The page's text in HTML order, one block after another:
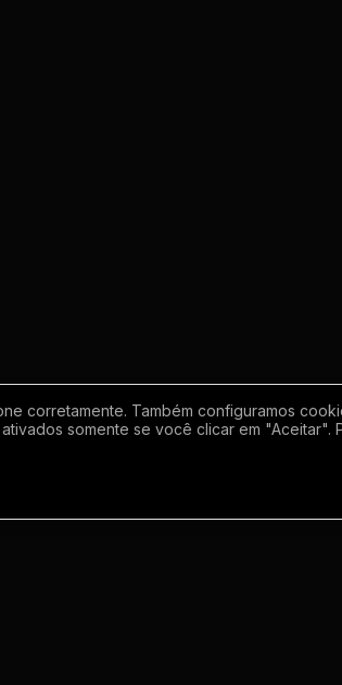
corretamente. Também configuramos
somente se você clicar em "Aceitar".